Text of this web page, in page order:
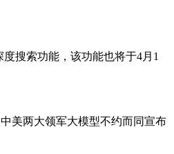
搜索功能，该功能也将于4月1
美两大领军大模型不约而同宣布